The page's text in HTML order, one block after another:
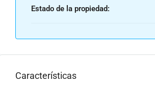
Estado de la propiedad:
Características